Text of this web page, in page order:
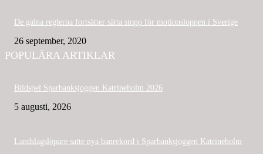
De galna reglerna fortsätter sätta stopp för motionsloppen i Sverige
26 september, 2020
POPULÄRA ARTIKLAR
Bildspel Sparbanksjoggen Katrineholm 2026
5 augusti, 2026
Landslagslöpare satte nya banrekord i Sparbanksjoggen Katrineholm